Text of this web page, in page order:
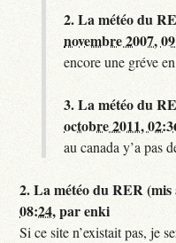
2.La météo du
novembre 2007,
encore une gréve
3.La météo du
octobre 2011,
au canada y’a pas
2.La météo du RER
08:24,parenki
Si ce site n’existait pas, je